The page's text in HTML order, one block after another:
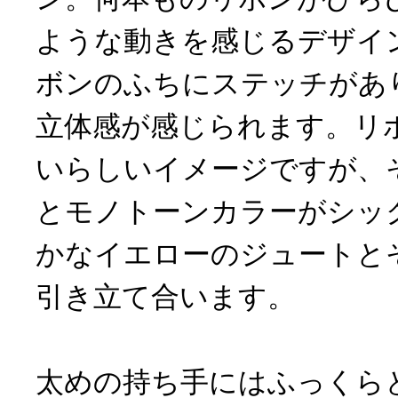
ような動きを感じるデザイ
ボンのふちにステッチがあ
立体感が感じられます。リ
いらしいイメージですが、
とモノトーンカラーがシッ
かなイエローのジュートと
引き立て合います。
太めの持ち手にはふっくら